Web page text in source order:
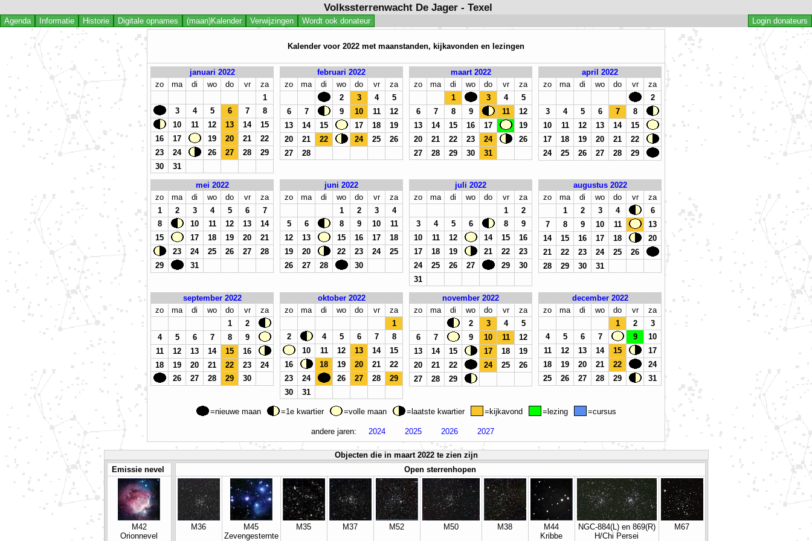
Volkssterrenwacht De Jager - Texel
Agenda Informatie Historie Digitale opnames (maan)Kalender Verwijzingen Wordt ook donateur Login donateurs
Kalender voor 2022 met maanstanden, kijkavonden en lezingen
januari 2022
zo
ma di wo do vr
za
1
3
4 5 6 7
8
10
11 12 13 14
15
16
17 19 20 21
22
23
24 26 27 28
29
30
31
februari 2022
zo
ma di wo do vr
za
2
3 4
5
6
7 9 10 11
12
13
14 15 17 18
19
20
21 22 24 25
26
27
28
maart 2022
zo
ma di wo do vr
za
1
3 4
5
6
7 8 9 11
12
13
14 15 16 17
19
20
21 22 23 24
26
27
28 29 30 31
april 2022
zo
ma di wo do vr
za
2
3
4 5 6 7
8
10
11 12 13 14
15
17
18 19 20 21
22
24
25 26 27 28 29
mei 2022
zo
ma di wo do vr
za
1
2 3 4 5 6
7
8
10 11 12 13
14
15
17 18 19 20
21
23
24 25 26 27
28
29
31
juni 2022
zo
ma di wo do vr
za
1
2 3
4
5
6 8 9 10
11
12
13 15 16 17
18
19
20 22 23 24
25
26
27 28 30
juli 2022
zo
ma di wo do vr
za
1
2
3
4 5 6 8
9
10
11 12 14 15
16
17
18 19 21 22
23
24
25 26 27 29
30
31
augustus 2022
zo
ma di wo do vr
za
1
2 3 4
6
7
8 9 10 11
13
14
15 16 17 18
20
21
22 23 24 25
26
28
29 30 31
september 2022
zo
ma di wo do vr
za
1
2
4
5 6 7 8
9
11
12 13 14 15
16
18
19 20 21 22 23
24
26
27 28 29 30
oktober 2022
zo
ma di wo do vr
za
1
2
4 5 6 7
8
10
11 12 13 14
15
16
18 19 20 21
22
23
24 26 27 28
29
30
31
november 2022
zo
ma di wo do vr
za
2
3 4
5
6
7 9 10 11
12
13
14 15 17 18
19
20
21 22 24 25
26
27
28 29
december 2022
zo
ma di wo do vr
za
1
2
3
4
5 6 7 9
10
11
12 13 14 15
17
18
19 20 21 22
24
25
26 27 28 29 31
=nieuwe maan =1e kwartier =volle maan =laatste kwartier =kijkavond =lezing =cursus
andere jaren: 2024 2025 2026 2027
Objecten die in maart 2022 te zien zijn
Emissie nevel
M42
Orionnevel
Open sterrenhopen
M36
M45
Zevengesternte
M35 M37 M52 M50 M38
M44
Kribbe
NGC-884(L) en 869(R)
H/Chi Persei
M67